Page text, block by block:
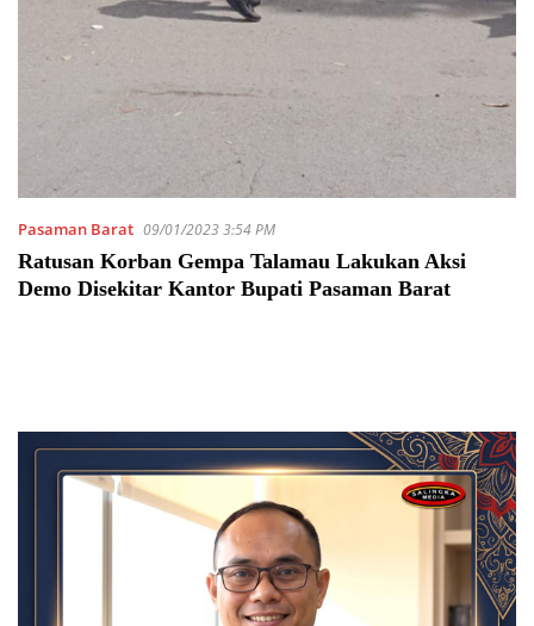
Pasaman Barat 09/01/2023 3:54 PM
Ratusan Korban Gempa Talamau Lakukan Aksi
Demo Disekitar Kantor Bupati Pasaman Barat